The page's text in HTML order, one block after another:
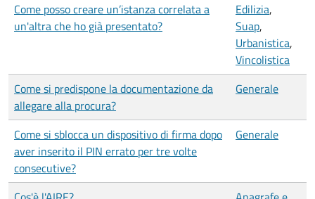
Come posso creare un’istanza correlata a
un'altra che ho già presentato?
Edilizia,
Suap,
Urbanistica,
Vincolistica
Come si predispone la documentazione da
allegare alla procura?
Generale
Come si sblocca un dispositivo di firma dopo
aver inserito il PIN errato per tre volte
consecutive?
Generale